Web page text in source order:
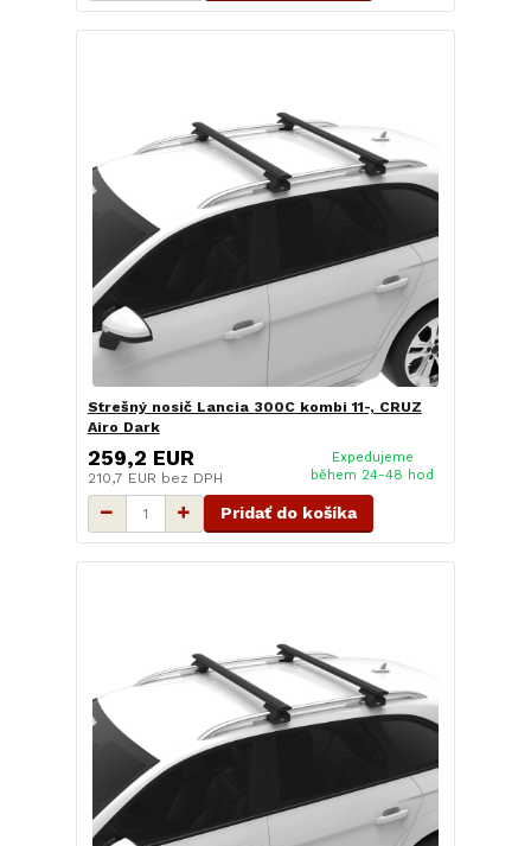
Strešný nosič Lancia 300C kombi 11-, CRUZ
Airo Dark
259,2 EUR
210,7 EUR bez DPH
Expedujeme
během 24-48 hod
Pridať do košíka